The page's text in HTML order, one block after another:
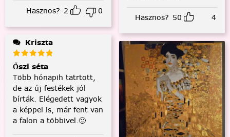
Hasznos? 2 0
Kriszta
Őszi séta
Több hónapih tatrtott,
de az új festékek jól
bírták. Elégedett vagyok
a képpel is, már fent van
a falon a többivel.🙂
Hasznos? 50 4